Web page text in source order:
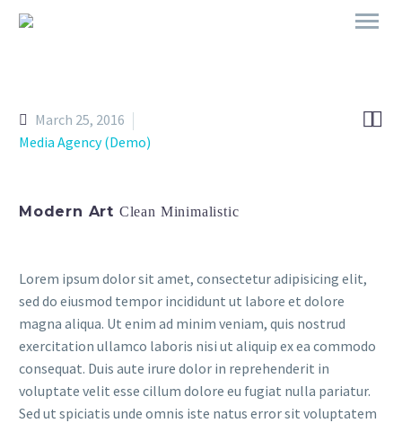

March 25, 2016
Media Agency (Demo)
Modern Art Clean Minimalistic
Lorem ipsum dolor sit amet, consectetur adipisicing elit,
sed do eiusmod tempor incididunt ut labore et dolore
magna aliqua. Ut enim ad minim veniam, quis nostrud
exercitation ullamco laboris nisi ut aliquip ex ea commodo
consequat. Duis aute irure dolor in reprehenderit in
voluptate velit esse cillum dolore eu fugiat nulla pariatur.
Sed ut spiciatis unde omnis iste natus error sit voluptatem